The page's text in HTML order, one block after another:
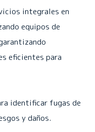
integrales en
equipos de
eficientes para
identificar fugas de
y daños.